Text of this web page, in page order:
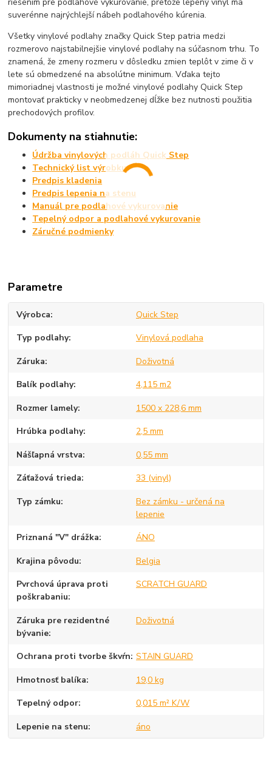
riešením pre podlahové vykurovanie, pretože lepený vinyl ma
suverénne najrýchlejší nábeh podlahového kúrenia.
Všetky vinylové podlahy značky Quick Step patria medzi
rozmerovo najstabilnejšie vinylové podlahy na súčasnom trhu. To
znamená, že zmeny rozmeru v dôsledku zmien teplôt v zime či v
lete sú obmedzené na absolútne minimum. Vďaka tejto
mimoriadnej vlastnosti je možné vinylové podlahy Quick Step
montovať prakticky v neobmedzenej dĺžke bez nutnosti použitia
prechodových profilov.
Dokumenty na stiahnutie:
Údržba vinylových podláh Quick Step
Technický list výrobku
Predpis kladenia
Predpis lepenia na stenu
Manuál pre podlahové vykurovanie
Tepelný odpor a podlahové vykurovanie
Záručné podmienky
Parametre
Výrobca Quick Step
Typ podlahy Vinylová podlaha
Záruka Doživotná
Balík podlahy 4,115 m2
Rozmer lamely 1500 x 228,6 mm
Hrúbka podlahy 2,5 mm
Nášľapná vrstva 0,55 mm
Záťažová trieda 33 (vinyl)
Typ zámku
Bez zámku - určená na
lepenie
Priznaná "V" drážka ÁNO
Krajina pôvodu Belgia
Pvrchová úprava proti
poškrabaniu
SCRATCH GUARD
Záruka pre rezidentné
bývanie
Doživotná
Ochrana proti tvorbe škvŕn STAIN GUARD
Hmotnosť balíka 19,0 kg
Tepelný odpor 0,015 m² K/W
Lepenie na stenu áno